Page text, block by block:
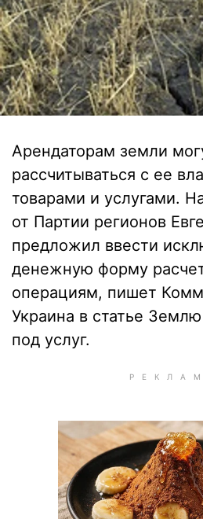
Арендаторам земли
рассчитываться с ее
товарами и услугами.
от Партии регионов
предложил ввести
денежную форму
операциям, пишет
Украина в статье
под услуг.